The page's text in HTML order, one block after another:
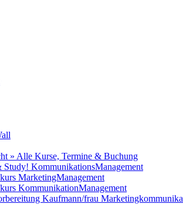
» Alle Kurse, Termine & Buchung
Study! KommunikationsManagement
MarketingManagement
KommunikationManagement
Kaufmann/frau